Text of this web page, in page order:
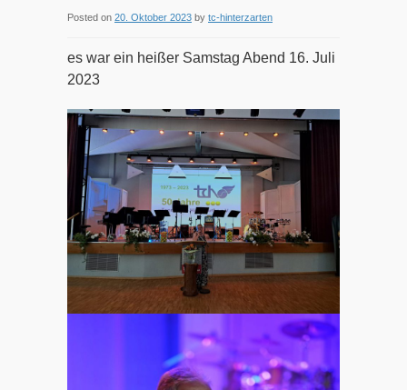
Posted on 20. Oktober 2023 by tc-hinterzarten
es war ein heißer Samstag Abend 16. Juli
2023